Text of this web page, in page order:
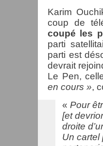
Karim
coup de
coupé les
parti
parti est
devrait
Le Pen,
en cours »,
« Pour
[et
droite
Un cartel